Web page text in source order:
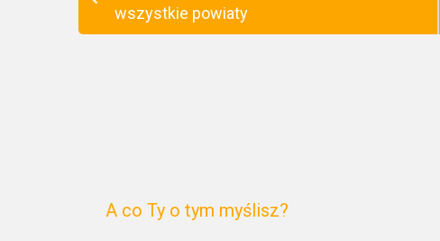
wszystkie powiaty
A co Ty o tym myślisz?